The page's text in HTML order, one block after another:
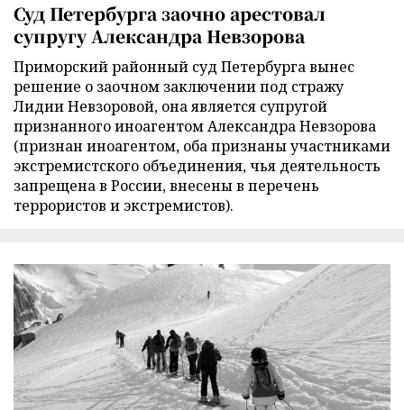
Суд Петербурга заочно арестовал
супругу Александра Невзорова
Приморский районный суд Петербурга вынес
решение о заочном заключении под стражу
Лидии Невзоровой, она является супругой
признанного иноагентом Александра Невзорова
(признан иноагентом, оба признаны участниками
экстремистского объединения, чья деятельность
запрещена в России, внесены в перечень
террористов и экстремистов).